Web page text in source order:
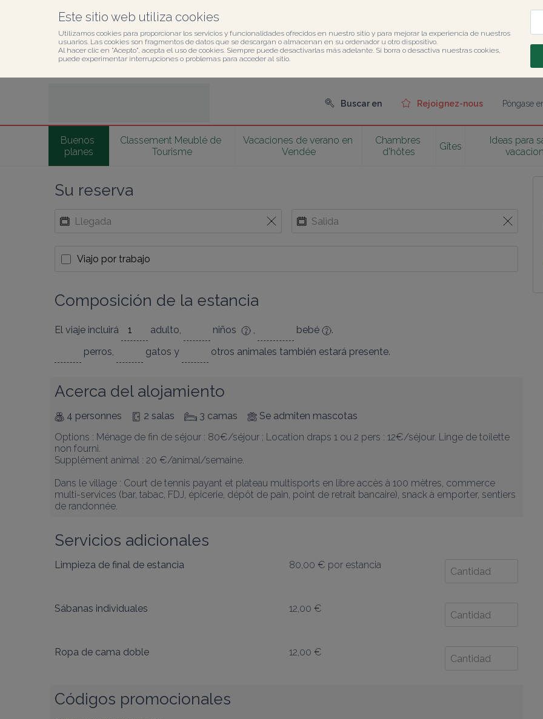
Este sitio web utiliza cookies
Utilizamos cookies para proporcionar los servicios y funcionalidades ofrecidos en nuestro sitio y para mejorar la experiencia de nuestros
usuarios. Las cookies son fragmentos de datos que se descargan o almacenan en su ordenador u otro dispositivo.
Al hacer clic en "Acepto", acepta el uso de cookies. Siempre puede desactivarlas más adelante. Si borra o desactiva nuestras cookies,
puede experimentar interrupciones o problemas para acceder al sitio.
Buscar en Rejoignez-nous Póngase
Buenos
planes
Classement Meublé de
Tourisme
Vacaciones de verano en
Vendée
Chambres
d'hôtes
Gîtes
Ideas para
Su reserva
Viajo por trabajo
Composición de la estancia
El viaje incluirá adulto, niños , bebé
.
perros, gatos y otros animales también estará presente.
Acerca del alojamiento
4 personnes 2 salas 3 camas
Se admiten mascotas
Options : Ménage de fin de séjour : 80€/séjour ; Location draps 1 ou 2 pers : 12€/séjour. Linge de toilette
non fourni.
Supplément animal : 20 €/animal/semaine.
Dans le village : Court de tennis payant et plateau multisports en libre accès à 100 mètres, commerce
multi-services (bar, tabac, FDJ, épicerie, dépôt de pain, point de retrait bancaire), snack à emporter, sentiers
de randonnée.
Servicios adicionales
Limpieza de final de estancia 80,00 € por estancia
Sábanas individuales 12,00 €
Ropa de cama doble 12,00 €
Códigos promocionales